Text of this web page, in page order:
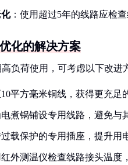
：使用超过5年的线路应检
化的解决方案
负荷使用，可考虑以下改进
平方毫米铜线，获得更充足
煮锅铺设专用线路，避免与
载保护的专用插座，提升用
外测温仪检查线路接头温度